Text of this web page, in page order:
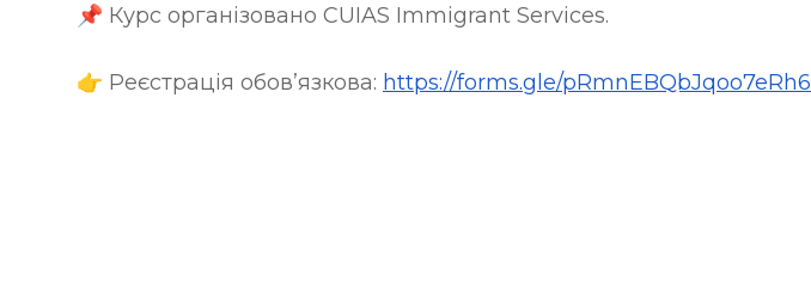
📌 Курс організовано CUIAS Immigrant Services.
👉 Реєстрація обов’язкова: https://forms.gle/pRmnEBQbJqoo7eRh6